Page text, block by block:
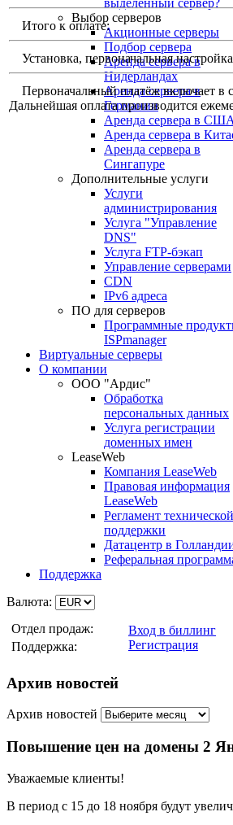
выделенный сервер?
Выбор серверов
Акционные серверы
Подбор сервера
Аренда сервера в
Нидерландах
Аренда сервера в
Германии
Аренда сервера в США
Аренда сервера в
Аренда сервера в
Сингапуре
Дополнительные услуги
Услуги
администрирования
Услуга "Управление
DNS"
Услуга FTP-бэкап
Управление серверами
CDN
IPv6 адреса
ПО для серверов
Программные
ISPmanager
Виртуальные серверы
О компании
ООО "Ардис"
Обработка
персональных данных
Услуга регистрации
доменных имен
LeaseWeb
Компания LeaseWeb
Правовая информация
LeaseWeb
Регламент технической
поддержки
Датацентр в
Реферальная
Поддержка
Валюта:
Отдел продаж:
Поддержка:
Вход в биллинг
Регистрация
Архив новостей
Архив новостей
Повышение цен на домены 2
Уважаемые клиенты!
В период с 15 до 18 ноября будут
Итого к оплате:
Установка, первоначальная
Первоначальный платёж включает в
Дальнейшая оплата производится